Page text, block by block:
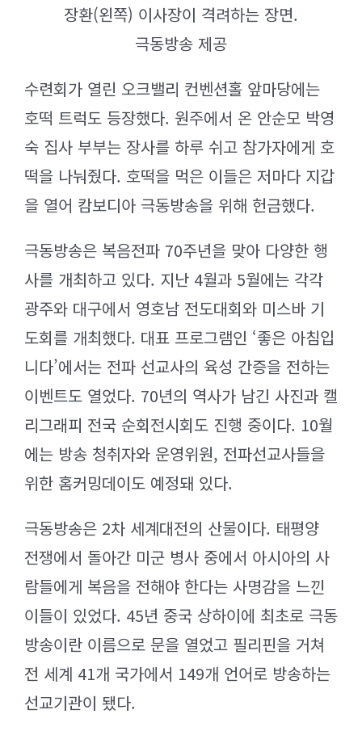
장환(왼쪽) 이사장이 격려하는 장면.
극동방송 제공
수련회가 열린 오크밸리 컨벤션홀 앞마당에는
호떡 트럭도 등장했다. 원주에서 온 안순모 박영
숙 집사 부부는 장사를 하루 쉬고 참가자에게 호
떡을 나눠줬다. 호떡을 먹은 이들은 저마다 지갑
을 열어 캄보디아 극동방송을 위해 헌금했다.
극동방송은 복음전파 70주년을 맞아 다양한 행
사를 개최하고 있다. 지난 4월과 5월에는 각각
광주와 대구에서 영호남 전도대회와 미스바 기
도회를 개최했다. 대표 프로그램인 ‘좋은 아침입
니다’에서는 전파 선교사의 육성 간증을 전하는
이벤트도 열었다. 70년의 역사가 남긴 사진과 캘
리그래피 전국 순회전시회도 진행 중이다. 10월
에는 방송 청취자와 운영위원, 전파선교사들을
위한 홈커밍데이도 예정돼 있다.
극동방송은 2차 세계대전의 산물이다. 태평양
전쟁에서 돌아간 미군 병사 중에서 아시아의 사
람들에게 복음을 전해야 한다는 사명감을 느낀
이들이 있었다. 45년 중국 상하이에 최초로 극동
방송이란 이름으로 문을 열었고 필리핀을 거쳐
전 세계 41개 국가에서 149개 언어로 방송하는
선교기관이 됐다.